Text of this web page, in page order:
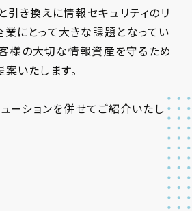
引き換えに情報セキュリティのリ
にとって大きな課題となってい
様の大切な情報資産を守るため
いたします。
ーションを併せてご紹介いたし